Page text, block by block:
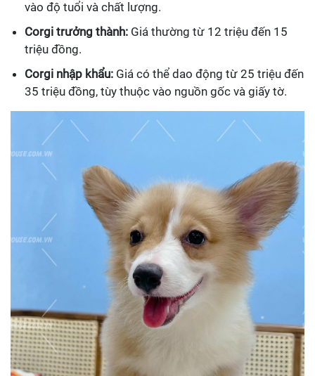
vào độ tuổi và chất lượng.
Corgi trưởng thành: Giá thường từ 12 triệu đến 15
triệu đồng.
Corgi nhập khẩu: Giá có thể dao động từ 25 triệu đến
35 triệu đồng, tùy thuộc vào nguồn gốc và giấy tờ.